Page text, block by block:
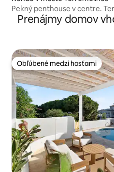
Pekný penthouse v centre.
Prenájmy domov
Obľúbené medzi hosťami
Obľúbené medzi hosťami